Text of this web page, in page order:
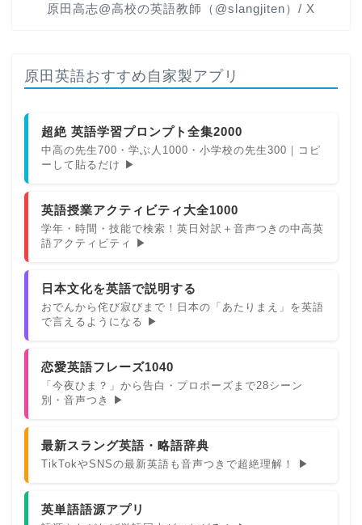
原田高志@高校の英語教師（@slangjiten）/ X
原田英語おすすめ自家製アプリ
超絶 英語学習プロンプト全集2000
中高の先生700・学ぶ人1000・小学校の先生300｜コピ
ーして貼るだけ ▶
英語授業アクティビティ大全1000
学年・時間・技能で検索！英日対訳＋音声つきの中高英
語アクティビティ ▶
日本文化を英語で説明する
おでんから侘び寂びまで！日本の「あたりまえ」を英語
で言えるようになる ▶
恋愛英語フレーズ1040
「今夜ひま？」から告白・プロポーズまで28シーン
別・音声つき ▶
最新スラング英語・略語辞典
TikTokやSNSの最新英語も音声つきで超絶理解！ ▶
英単語語源アプリ